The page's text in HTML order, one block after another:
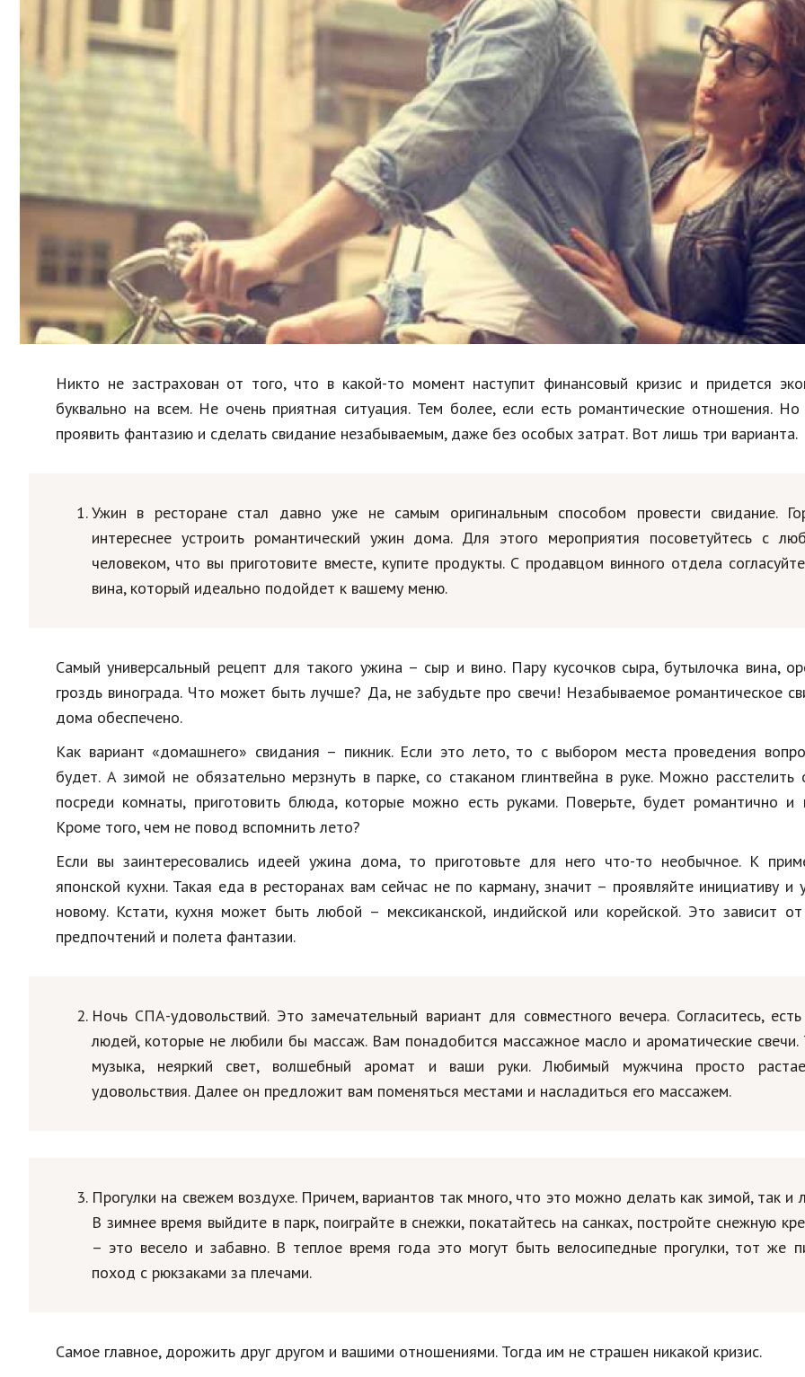
Образование
В мире
Культура
Авто, мото
Спорт
Знаменитости
Недвижимость
Спорт и фитнес
Психология и отношения
Творчество и рукоделие
Разное
Работа и бизнес
Животные
Еда и напитки
Праздники и подарки
Никто не застрахован от того, что в какой-то момент наступит финансовый кризис и придется
буквально на всем. Не очень приятная ситуация. Тем более, если есть романтические отношения.
проявить фантазию и сделать свидание незабываемым, даже без особых затрат. Вот лишь три варианта.
Ужин в ресторане стал давно уже не самым оригинальным способом провести свидание.
интереснее устроить романтический ужин дома. Для этого мероприятия посоветуйтесь с
человеком, что вы приготовите вместе, купите продукты. С продавцом винного отдела
вина, который идеально подойдет к вашему меню.
Самый универсальный рецепт для такого ужина – сыр и вино. Пару кусочков сыра, бутылочка вина,
гроздь винограда. Что может быть лучше? Да, не забудьте про свечи! Незабываемое романтическое
дома обеспечено.
Как вариант «домашнего» свидания – пикник. Если это лето, то с выбором места проведения
будет. А зимой не обязательно мерзнуть в парке, со стаканом глинтвейна в руке. Можно расстелить
посреди комнаты, приготовить блюда, которые можно есть руками. Поверьте, будет романтично и
Кроме того, чем не повод вспомнить лето?
Если вы заинтересовались идеей ужина дома, то приготовьте для него что-то необычное. К
японской кухни. Такая еда в ресторанах вам сейчас не по карману, значит – проявляйте инициативу и
новому. Кстати, кухня может быть любой – мексиканской, индийской или корейской. Это зависит
предпочтений и полета фантазии.
Ночь СПА-удовольствий. Это замечательный вариант для совместного вечера. Согласитесь,
людей, которые не любили бы массаж. Вам понадобится массажное масло и ароматические свечи.
музыка, неяркий свет, волшебный аромат и ваши руки. Любимый мужчина просто
удовольствия. Далее он предложит вам поменяться местами и насладиться его массажем.
Прогулки на свежем воздухе. Причем, вариантов так много, что это можно делать как зимой, так и
В зимнее время выйдите в парк, поиграйте в снежки, покатайтесь на санках, постройте снежную
– это весело и забавно. В теплое время года это могут быть велосипедные прогулки, тот же
поход с рюкзаками за плечами.
Самое главное, дорожить друг другом и вашими отношениями. Тогда им не страшен никакой кризис.